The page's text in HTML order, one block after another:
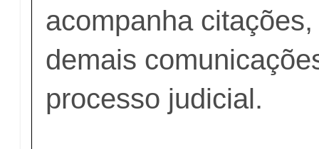
acompanha
demais
processo judicial.